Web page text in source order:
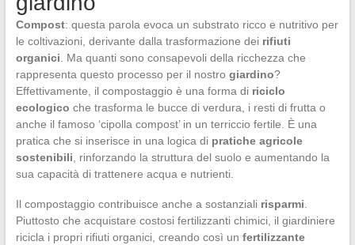
Compost: questa parola evoca un substrato ricco e nutritivo per
le coltivazioni, derivante dalla trasformazione dei rifiuti
organici . Ma quanti sono consapevoli della ricchezza che
rappresenta questo processo per il nostro giardino?
Effettivamente, il compostaggio è una forma di riciclo
ecologico che trasforma le bucce di verdura, i resti di frutta o
anche il famoso ‘cipolla compost’ in un terriccio fertile. È una
pratica che si inserisce in una logica di pratiche agricole
sostenibili , rinforzando la struttura del suolo e aumentando la
sua capacità di trattenere acqua e nutrienti.
Il compostaggio contribuisce anche a sostanziali risparmi
Piuttosto che acquistare costosi fertilizzanti chimici, il giardiniere
ricicla i propri rifiuti organici, creando così un fertilizzante